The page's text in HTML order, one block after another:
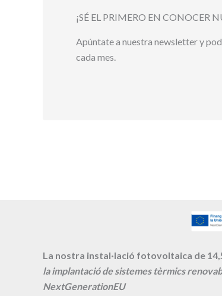
¡SÉ EL PRIMERO EN CONOCER
Apúntate a nuestra newsletter y
cada mes.
La nostra instal·lació fotovoltaica de
la implantació de sistemes tèrmics
NextGenerationEU